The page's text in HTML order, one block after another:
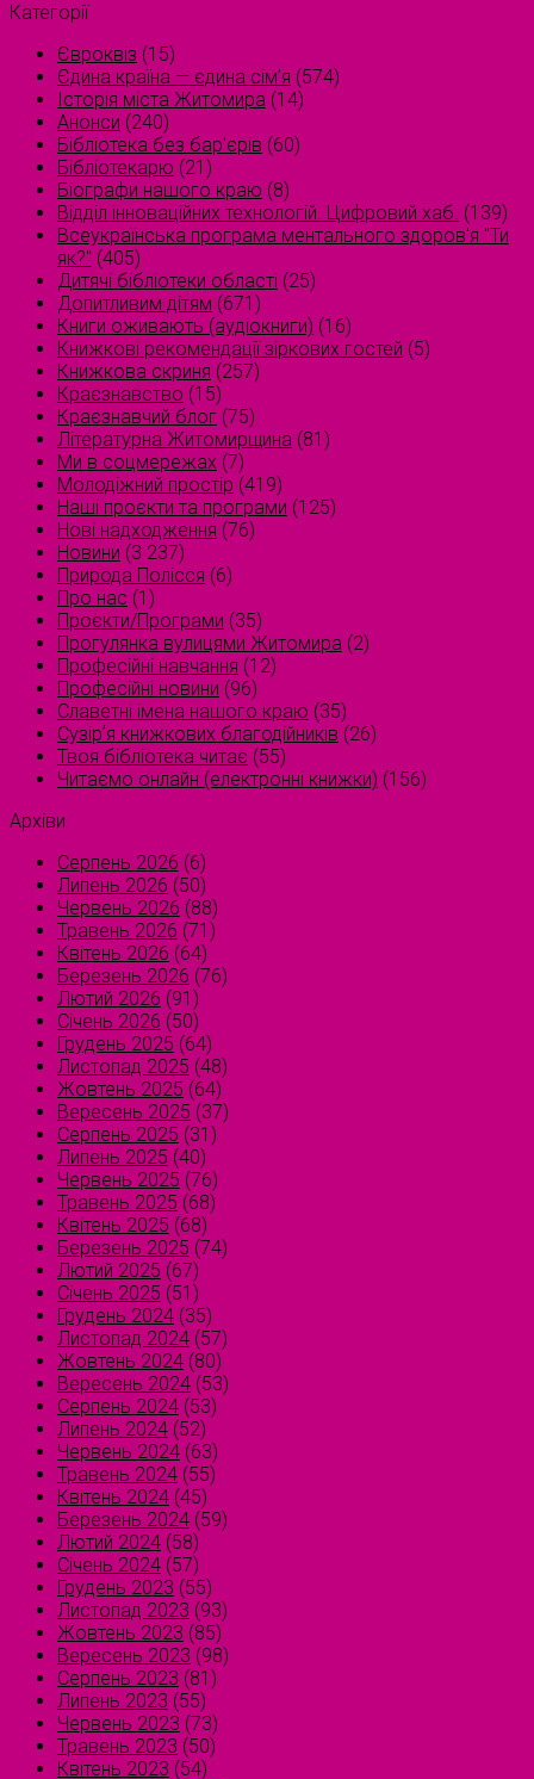
Категорії
Євроквіз (15)
Єдина країна — єдина сім’я (574)
Історія міста Житомира (14)
Анонси (240)
Бібліотека без бар'єрів (60)
Бібліотекарю (21)
Біографи нашого краю (8)
Відділ інноваційних технологій. Цифровий хаб. (139)
Всеукраїнська програма ментального здоров'я "Ти
як?" (405)
Дитячі бібліотеки області (25)
Допитливим дітям (671)
Книги оживають (аудіокниги) (16)
Книжкові рекомендації зіркових гостей (5)
Книжкова скриня (257)
Краєзнавство (15)
Краєзнавчий блог (75)
Літературна Житомирщина (81)
Ми в соцмережах (7)
Молодіжний простір (419)
Наші проєкти та програми (125)
Нові надходження (76)
Новини (3 237)
Природа Полісся (6)
Про нас (1)
Проєкти/Програми (35)
Прогулянка вулицями Житомира (2)
Професійні навчання (12)
Професійні новини (96)
Славетні імена нашого краю (35)
Сузірʼя книжкових благодійників (26)
Твоя бібліотека читає (55)
Читаємо онлайн (електронні книжки) (156)
Архіви
Серпень 2026 (6)
Липень 2026 (50)
Червень 2026 (88)
Травень 2026 (71)
Квітень 2026 (64)
Березень 2026 (76)
Лютий 2026 (91)
Січень 2026 (50)
Грудень 2025 (64)
Листопад 2025 (48)
Жовтень 2025 (64)
Вересень 2025 (37)
Серпень 2025 (31)
Липень 2025 (40)
Червень 2025 (76)
Травень 2025 (68)
Квітень 2025 (68)
Березень 2025 (74)
Лютий 2025 (67)
Січень 2025 (51)
Грудень 2024 (35)
Листопад 2024 (57)
Жовтень 2024 (80)
Вересень 2024 (53)
Серпень 2024 (53)
Липень 2024 (52)
Червень 2024 (63)
Травень 2024 (55)
Квітень 2024 (45)
Березень 2024 (59)
Лютий 2024 (58)
Січень 2024 (57)
Грудень 2023 (55)
Листопад 2023 (93)
Жовтень 2023 (85)
Вересень 2023 (98)
Серпень 2023 (81)
Липень 2023 (55)
Червень 2023 (73)
Травень 2023 (50)
Квітень 2023 (54)